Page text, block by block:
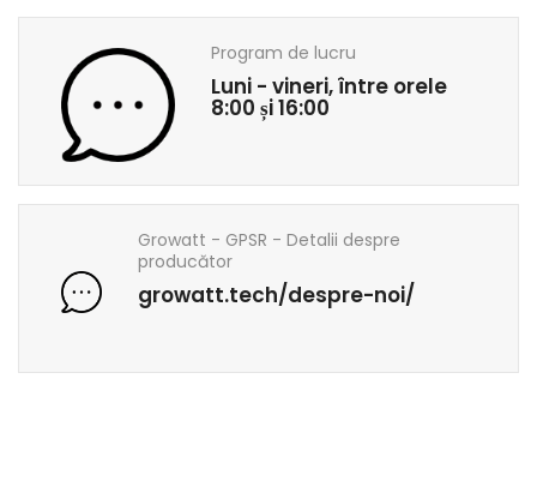
Program de lucru
Luni - vineri, între orele
8:00 și 16:00
Growatt - GPSR - Detalii despre
producător
growatt.tech/despre-noi/